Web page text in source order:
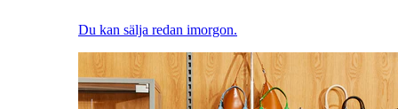
Du kan sälja redan imorgon.